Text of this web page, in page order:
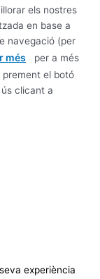
els nostres
en base a
navegació (per
més
per a més
el botó
clicant a
experiència